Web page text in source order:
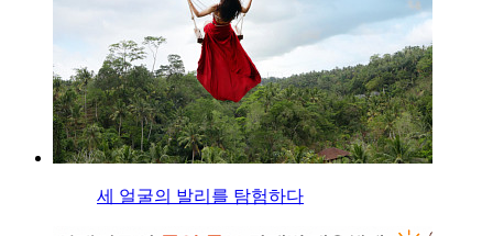
세 얼굴의 발리를 탐험하다